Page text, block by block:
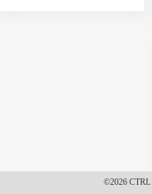
©2026 CTRL